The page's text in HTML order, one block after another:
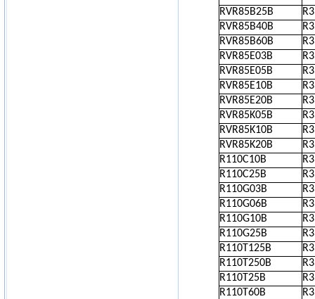
RVR85B25B
RVR85B40B
RVR85B60B
RVR85E03B
RVR85E05B
RVR85E10B
RVR85E20B
RVR85K05B
RVR85K10B
RVR85K20B
R110C10B
R110C25B
R110G03B
R110G06B
R110G10B
R110G25B
R110T125B
R110T250B
R110T25B
R110T60B